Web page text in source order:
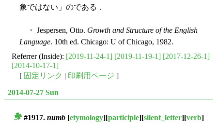
象ではない」のである．
・ Jespersen, Otto. Growth and Structure of the English
Language. 10th ed. Chicago: U of Chicago, 1982.
Referrer (Inside): [2019-11-24-1] [2019-11-19-1] [2017-12-26-1]
[2014-10-17-1]
[ 固定リンク | 印刷用ページ ]
2014-07-27 Sun
#1917. numb [etymology][participle][silent_letter][verb]